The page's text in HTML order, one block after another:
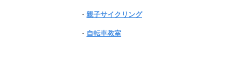
・ 親子サイクリング
・ 自転車教室